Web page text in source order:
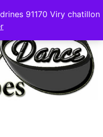
91170 Viry chatillon